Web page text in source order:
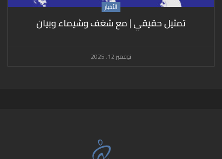
الأخبار
تمثيل حقيقي | مع شغف وشيماء وبيان
نوفمبر 12, 2025